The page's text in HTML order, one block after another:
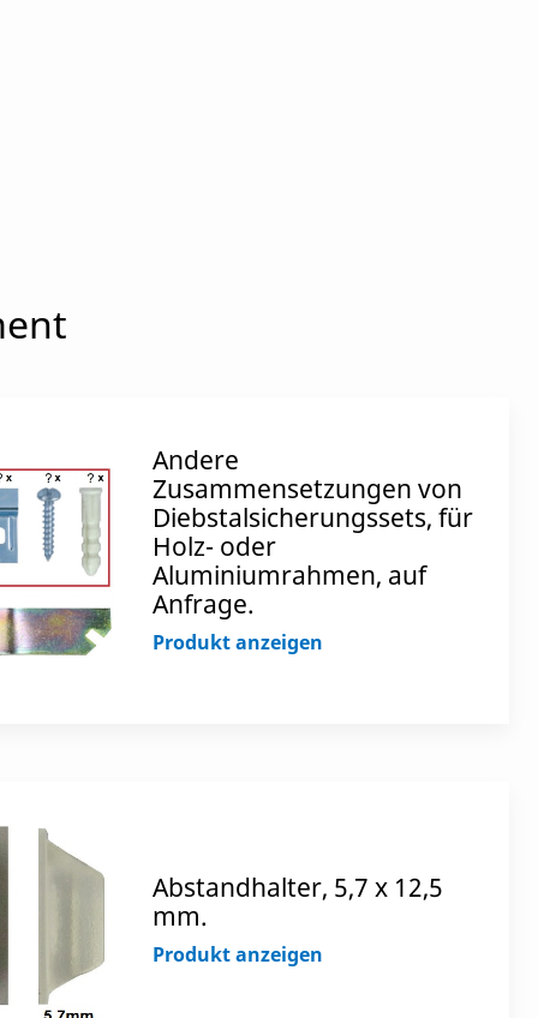
Andere
Zusammensetzungen von
Diebstalsicherungssets, für
Holz- oder
Aluminiumrahmen, auf
Anfrage.
Produkt anzeigen
Abstandhalter, 5,7 x 12,5
mm.
Produkt anzeigen